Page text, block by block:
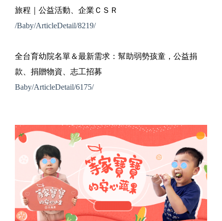
旅程｜公益活動、企業ＣＳＲ
/Baby/ArticleDetail/8219/
全台育幼院名單＆最新需求：幫助弱勢孩童，公益捐
款、捐贈物資、志工招募
Baby/ArticleDetail/6175/